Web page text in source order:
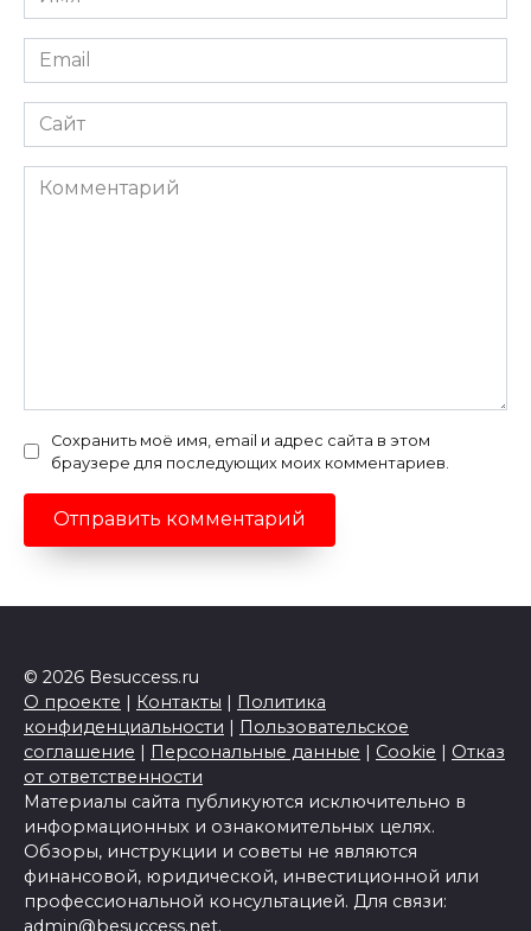
*
Email
*
Сайт
Комментарий
Сохранить моё имя, email и адрес сайта в этом
браузере для последующих моих комментариев.
© 2026 Besuccess.ru
О проекте | Контакты | Политика
конфиденциальности | Пользовательское
соглашение | Персональные данные | Cookie | Отказ
от ответственности
Материалы сайта публикуются исключительно в
информационных и ознакомительных целях.
Обзоры, инструкции и советы не являются
финансовой, юридической, инвестиционной или
профессиональной консультацией. Для связи:
admin@besuccess.net.